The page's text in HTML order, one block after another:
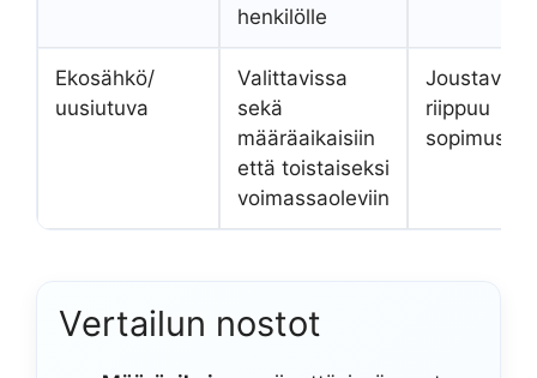
henkilölle
Ekosähkö/
uusiutuva
Valittavissa
sekä
määräaikaisiin
että toistaiseksi
voimassaoleviin
Joustavuus
riippuu
Vertailun nostot